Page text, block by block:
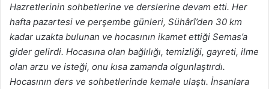
Hazretlerinin sohbetlerine ve derslerine devam etti. Her
hafta pazartesi ve perşembe günleri, Sühârî’den 30 km
kadar uzakta bulunan ve hocasının ikamet ettiği Semas’a
gider gelirdi. Hocasına olan bağlılığı, temizliği, gayreti, ilme
olan arzu ve isteği, onu kısa zamanda olgunlaştırdı.
Hocasının ders ve sohbetlerinde kemale ulaştı. İnsanlara